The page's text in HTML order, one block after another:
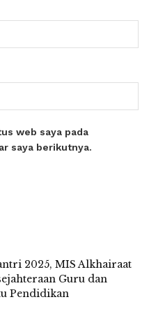
web saya pada
saya berikutnya.
2025, MIS Alkhairaat
Guru dan
Pendidikan